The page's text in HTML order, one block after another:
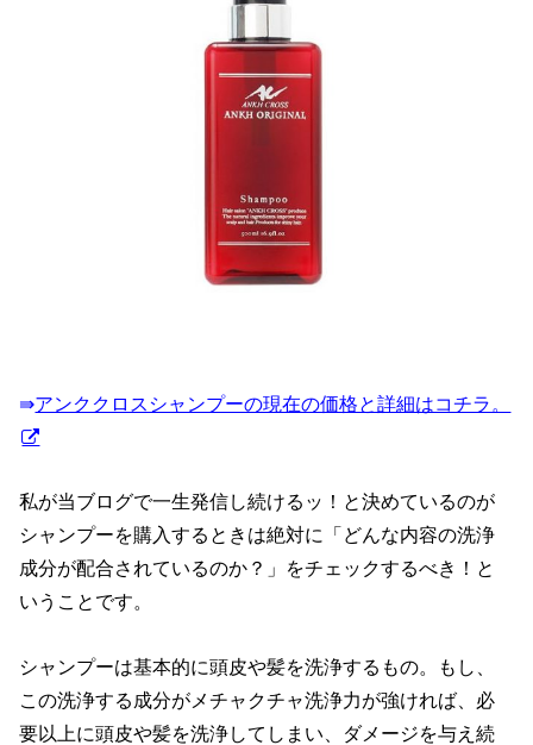
⇛アンククロスシャンプーの現在の価格と詳細はコチラ。
私が当ブログで一生発信し続けるッ！と決めているのが
シャンプーを購入するときは絶対に「どんな内容の洗浄
成分が配合されているのか？」をチェックするべき！と
いうことです。
シャンプーは基本的に頭皮や髪を洗浄するもの。もし、
この洗浄する成分がメチャクチャ洗浄力が強ければ、必
要以上に頭皮や髪を洗浄してしまい、ダメージを与え続